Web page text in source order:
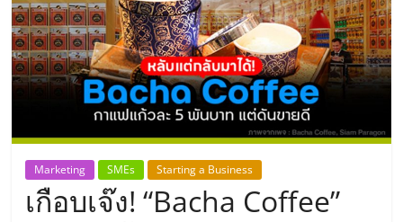
ประเทศไทย,
ThaiSMEsCenter,
รวม
ธุรกิจ
Marketing SMEs Starting a Business
เกือบเจ๊ง! “Bacha Coffee”